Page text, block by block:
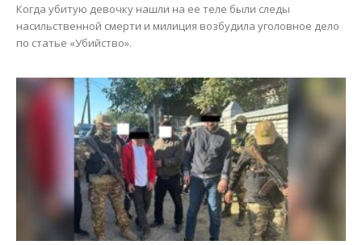
Когда убитую девочку нашли на ее теле были следы
насильственной смерти и милиция возбудила уголовное дело
по статье «Убийство».